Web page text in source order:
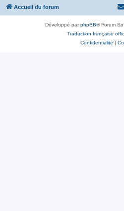
Accueil du forum
Développé parphpBB® Forum
Traduction française
Confidentialité |